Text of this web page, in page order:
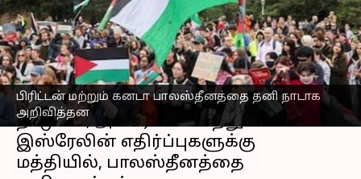
பிரிட்டன் மற்றும் கனடா பாலஸ்தீனத்தை தனி நாடாக
அறிவித்தன
எழுதியவர் Sekar Chinnappan Sep 21, 2025 07:35 pm
செய்தி முன்னோட்டம்
பிரிட்டன்மற்றும்கனடாஆகிய
நாடுகள், அமெரிக்கா மற்றும்
இஸ்ரேலின் எதிர்ப்புகளுக்கு
மத்தியில், பாலஸ்தீனத்தை